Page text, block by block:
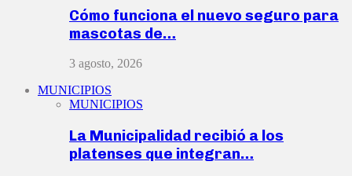
Cómo funciona el nuevo seguro para
mascotas de…
3 agosto, 2026
MUNICIPIOS
MUNICIPIOS
La Municipalidad recibió a los
platenses que integran…